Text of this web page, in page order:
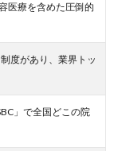
医療を含めた圧倒的
度があり、業界トッ
」で全国どこの院